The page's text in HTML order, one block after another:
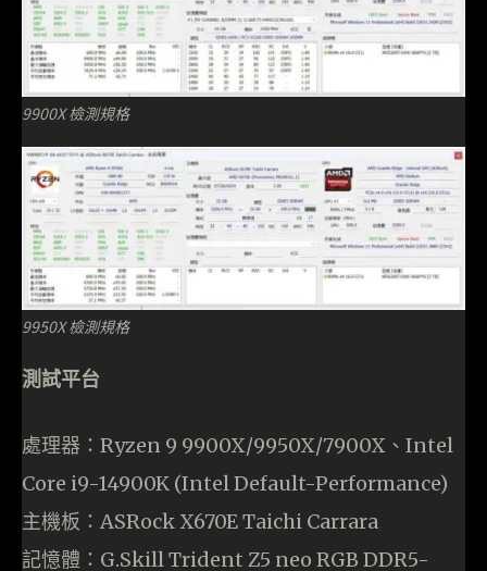
9900X 檢測規格
9950X 檢測規格
測試平台
處理器：Ryzen 9 9900X/9950X/7900X、Intel
Core i9-14900K (Intel Default-Performance)
主機板：ASRock X670E Taichi Carrara
記憶體：G.Skill Trident Z5 neo RGB DDR5-